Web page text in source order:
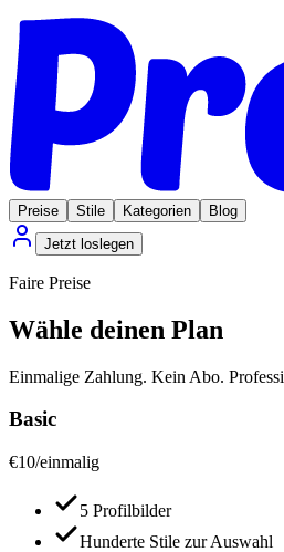
Preise Stile Kategorien
Blog
Jetzt loslegen
Faire Preise
Wähle deinen Plan
Einmalige Zahlung. Kein Abo.
Basic
€10/einmalig
5 Profilbilder
Hunderte Stile zur Auswahl